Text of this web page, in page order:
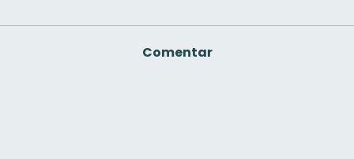
Comentar